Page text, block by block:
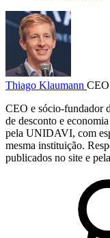
Thiago Klaumann
CEO e sócio-fundador
de desconto e
pela UNIDAVI, com
mesma instituição.
publicados no site e